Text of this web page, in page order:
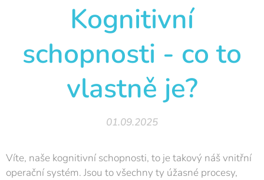
Kognitivní
schopnosti - co to
vlastně je?
01.09.2025
Víte, naše kognitivní schopnosti, to je takový náš vnitřní
operační systém. Jsou to všechny ty úžasné procesy,